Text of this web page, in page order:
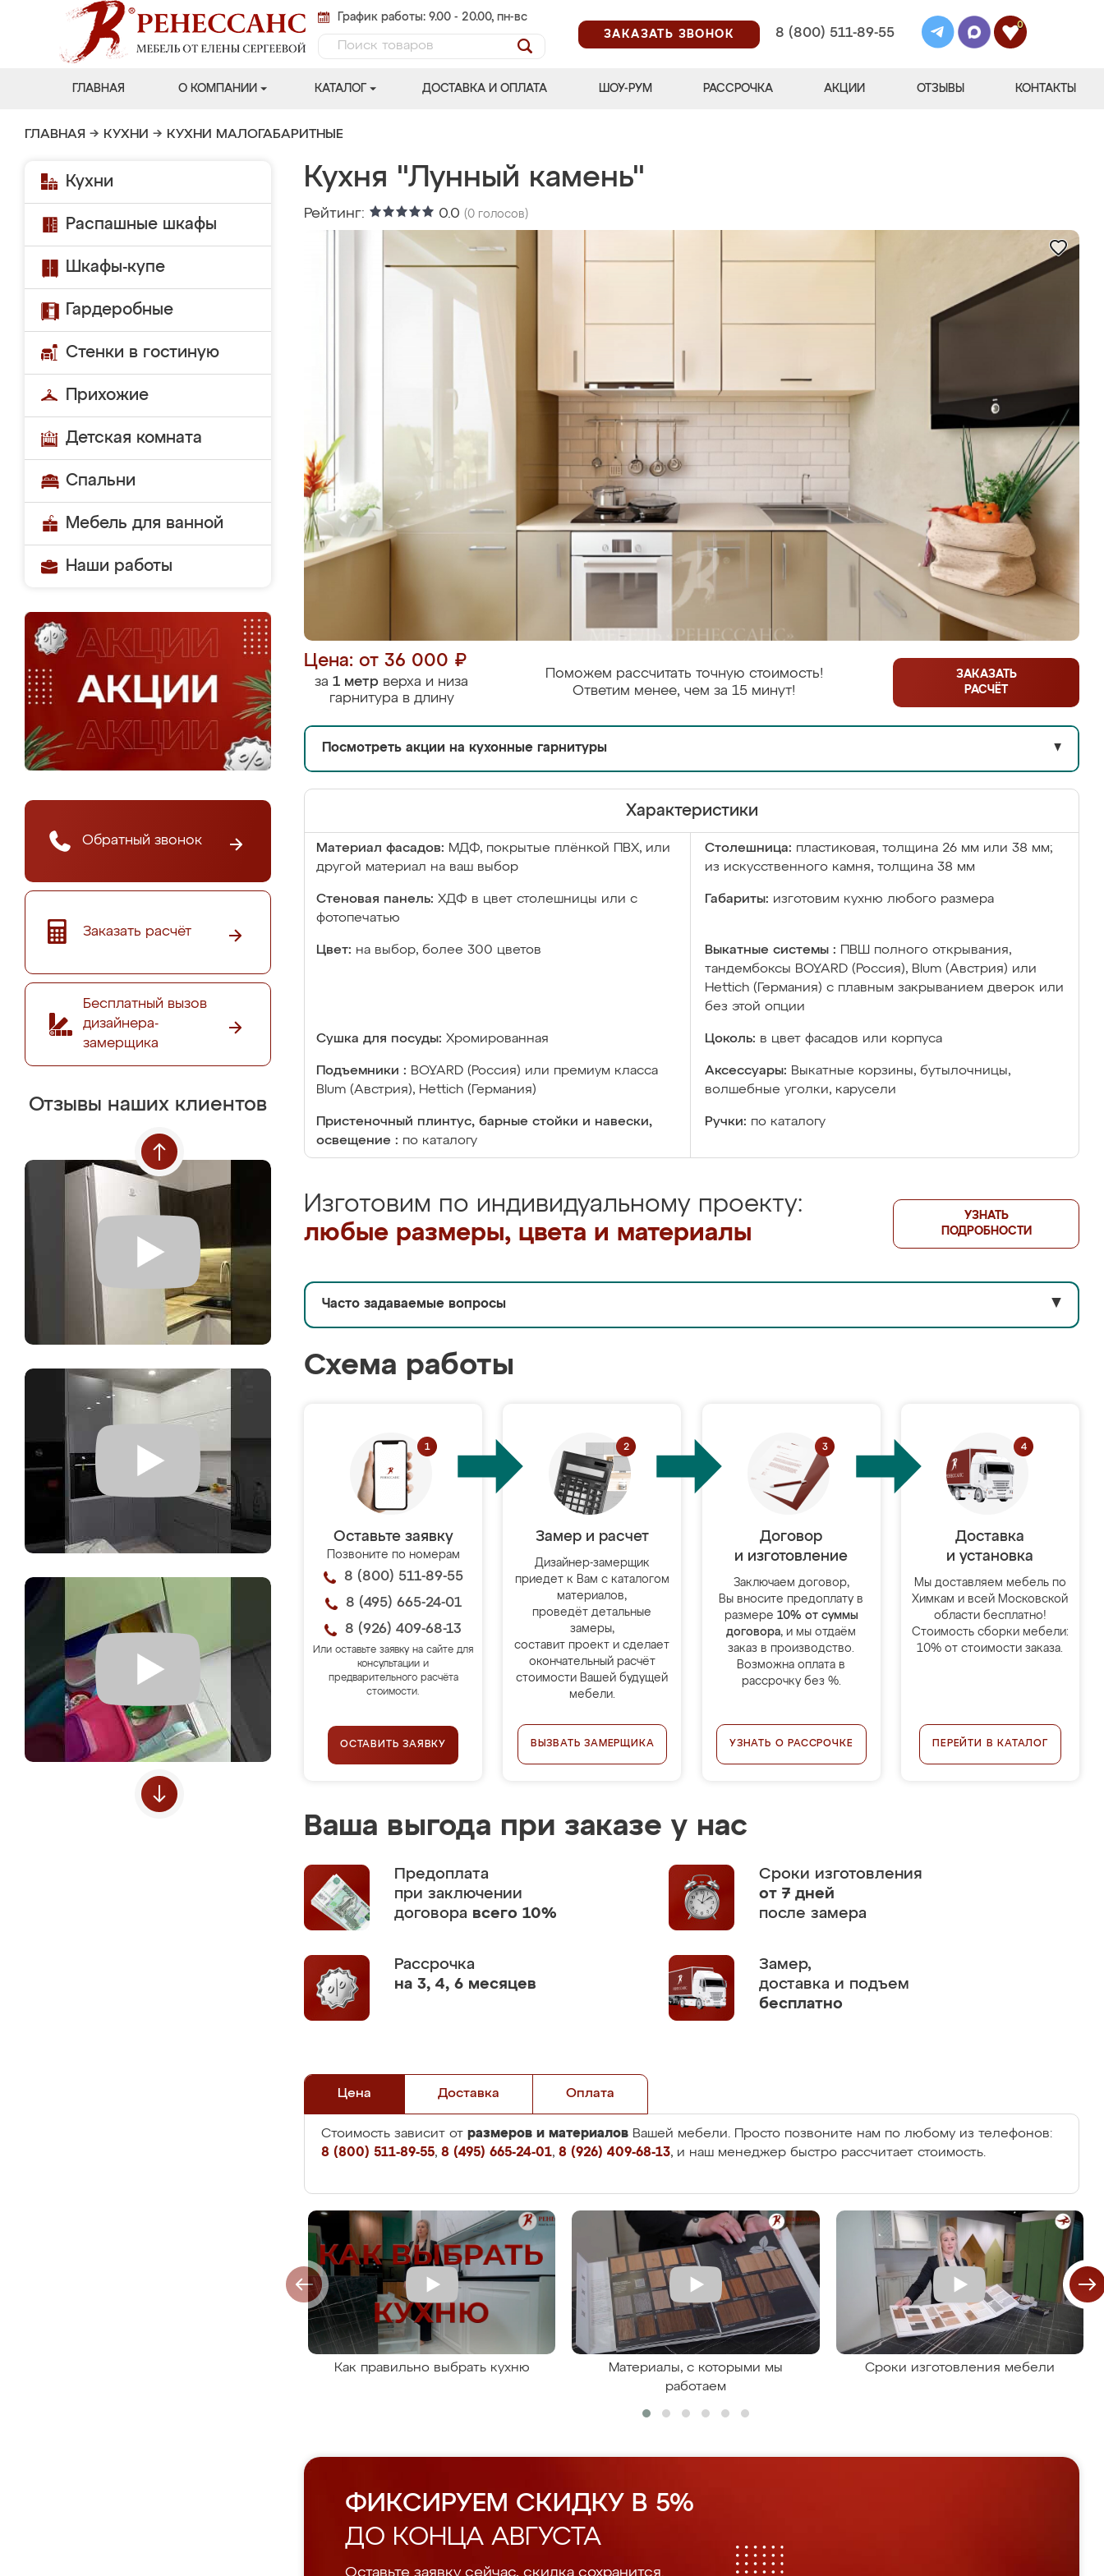
График работы: 9.00 - 20.00, пн-вс
ЗАКАЗАТЬ ЗВОНОК
8 (800) 511-89-55
0
ГЛАВНАЯ О КОМПАНИИ КАТАЛОГ ДОСТАВКА И ОПЛАТА ШОУ-РУМ РАССРОЧКА АКЦИИ ОТЗЫВЫ КОНТАКТЫ
ГЛАВНАЯ → КУХНИ → КУХНИ МАЛОГАБАРИТНЫЕ
Кухни
Распашные шкафы
Шкафы-купе
Гардеробные
Стенки в гостиную
Прихожие
Детская комната
Спальни
Мебель для ванной
Наши работы
Обратный звонок
Заказать расчёт
Бесплатный вызов
дизайнера-
замерщика
Отзывы наших клиентов
Кухня "Лунный камень"
Рейтинг: 0.0 (0 голосов)
Цена: от 36 000 ₽
за 1 метр верха и низа
гарнитура в длину
Поможем рассчитать точную стоимость!
Ответим менее, чем за 15 минут!
ЗАКАЗАТЬ
РАСЧЁТ
Посмотреть акции на кухонные гарнитуры ▼
Характеристики
Материал фасадов: МДФ, покрытые плёнкой ПВХ, или
другой материал на ваш выбор
Столешница: пластиковая, толщина 26 мм или 38 мм;
из искусственного камня, толщина 38 мм
Стеновая панель: ХДФ в цвет столешницы или с
фотопечатью
Габариты: изготовим кухню любого размера
Цвет: на выбор, более 300 цветов Выкатные системы :
ПВШ полного открывания,
тандембоксы BOYARD (Россия), Blum (Австрия) или
Hettich (Германия) с плавным закрыванием дверок или
без этой опции
Сушка для посуды: Хромированная Цоколь: в цвет фасадов или корпуса
Подъемники : BOYARD (Россия) или премиум класса
Blum (Австрия), Hettich (Германия)
Аксессуары: Выкатные корзины, бутылочницы,
волшебные уголки, карусели
Пристеночный плинтус, барные стойки и навески,
освещение : по каталогу
Ручки: по каталогу
Изготовим по индивидуальному проекту:
любые размеры, цвета и материалы
УЗНАТЬ
ПОДРОБНОСТИ
Часто задаваемые вопросы ▼
Схема работы
Оставьте заявку
Позвоните по номерам
8 (800) 511-89-55
8 (495) 665-24-01
8 (926) 409-68-13
Или оставьте заявку на сайте для
консультации и
предварительного расчёта
стоимости.
ОСТАВИТЬ ЗАЯВКУ
Замер и расчет
Дизайнер-замерщик
приедет к Вам с каталогом
материалов,
проведёт детальные
замеры,
составит проект и сделает
окончательный расчёт
стоимости Вашей будущей
мебели.
ВЫЗВАТЬ ЗАМЕРЩИКА
Договор
и изготовление
Заключаем договор,
Вы вносите предоплату в
размере 10% от суммы
договора, и мы отдаём
заказ в производство.
Возможна оплата в
рассрочку без %.
УЗНАТЬ О РАССРОЧКЕ
Доставка
и установка
Мы доставляем мебель по
Химкам и всей Московской
области бесплатно!
Стоимость сборки мебели:
10% от стоимости заказа.
ПЕРЕЙТИ В КАТАЛОГ
Ваша выгода при заказе у нас
Предоплата
при заключении
договора всего 10%
Сроки изготовления
от 7 дней
после замера
Рассрочка
на 3, 4, 6 месяцев
Замер,
доставка и подъем
бесплатно
Цена Доставка Оплата
Стоимость зависит от размеров и материалов Вашей мебели. Просто позвоните нам по любому из телефонов:
8 (800) 511-89-55, 8 (495) 665-24-01, 8 (926) 409-68-13, и наш менеджер быстро рассчитает стоимость.
Как правильно выбрать кухню
Материалы, с которыми мы
работаем
Сроки изготовления мебели
ФИКСИРУЕМ СКИДКУ В 5%
ДО КОНЦА АВГУСТА
Оставьте заявку сейчас, скидка сохранится.